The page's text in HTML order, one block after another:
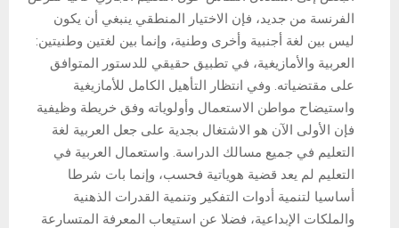
الفرنسة من جديد، فإن الاختيار المنطقي ينبغي أن يكون
ليس بين لغة أجنبية وأخرى وطنية، وإنما بين لغتين وطنيتين:
العربية والأمازيغية، في تطبيق حقيقي للدستور المتوافق
على مقتضياته. وفي انتظار التأهيل الكامل للأمازيغية
واستيضاح مواطن الاستعمال وأولوياته وفق خريطة وظيفية
فإن الأولى الآن هو الاشتغال بجدية على جعل العربية لغة
التعليم في جميع مسالك الدراسة. واستعمال العربية في
التعليم لم يعد قضية هوياتية فحسب، وإنما بات شرطا
أساسيا لتنمية أدوات التفكير وتنمية القدرات الذهنية
والملكات الإبداعية، فضلا عن استيعاب المعرفة المتسارعة